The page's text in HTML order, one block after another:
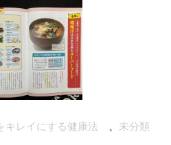
キレイにする健康法 、 未分類